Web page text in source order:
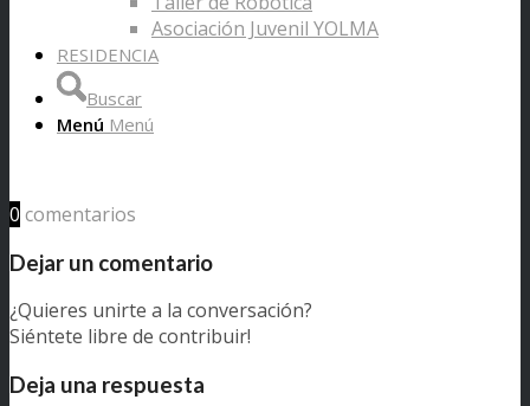
Asociación Juvenil YOLMA
RESIDENCIA
Buscar
Menú Menú
0 comentarios
Dejar un comentario
¿Quieres unirte a la conversación?
Siéntete libre de contribuir!
Deja una respuesta